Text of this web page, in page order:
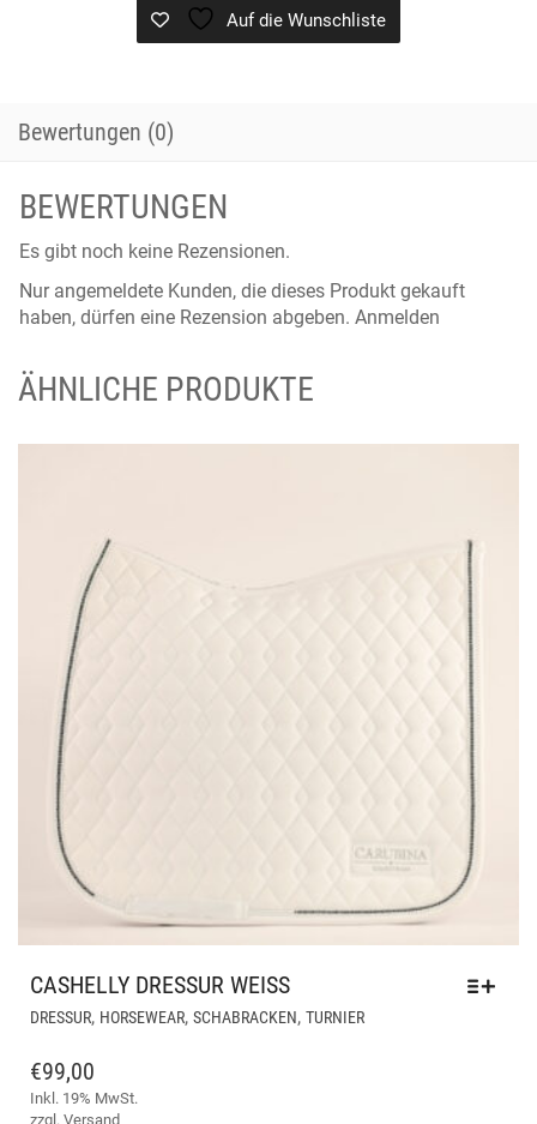
Auf die Wunschliste
Bewertungen (0)
BEWERTUNGEN
Es gibt noch keine Rezensionen.
Nur angemeldete Kunden, die dieses Produkt gekauft
haben, dürfen eine Rezension abgeben. Anmelden
ÄHNLICHE PRODUKTE
CASHELLY DRESSUR WEISS
DRESSUR, HORSEWEAR, SCHABRACKEN, TURNIERDIESES
€99,00
Inkl. 19% MwSt.
zzgl. Versand